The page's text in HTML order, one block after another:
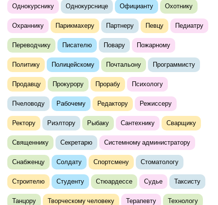
Однокурснику Однокурснице Официанту Охотнику
Охраннику Парикмахеру Партнеру Певцу Педиатру
Переводчику Писателю Повару Пожарному
Политику Полицейскому Почтальону Программисту
Продавцу Прокурору Прорабу Психологу
Пчеловоду Рабочему Редактору Режиссеру
Ректору Риэлтору Рыбаку Сантехнику Сварщику
Священнику Секретарю Системному администратору
Снабженцу Солдату Спортсмену Стоматологу
Строителю Студенту Стюардессе Судье Таксисту
Танцору Творческому человеку Терапевту Технологу